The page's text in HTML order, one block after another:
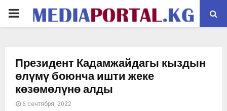
PRIMARY
Президент Кадамжайдагы кыздын
өлүмү боюнча ишти жеке
көзөмөлүнө алды
6 сентября, 2022